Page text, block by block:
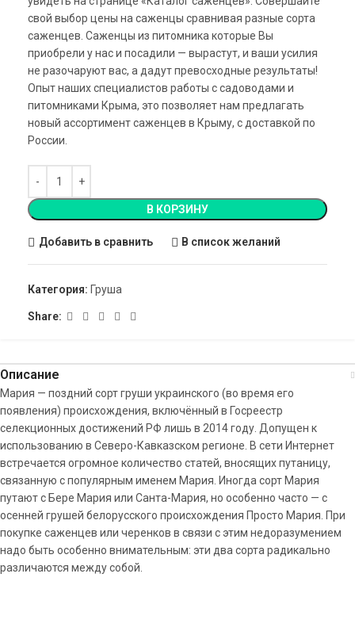
свой выбор цены на саженцы сравнивая разные сорта
саженцев. Саженцы из питомника которые Вы
приобрели у нас и посадили — вырастут, и ваши усилия
не разочаруют вас, а дадут превосходные результаты!
Опыт наших специалистов работы с садоводами и
питомниками Крыма, это позволяет нам предлагать
новый ассортимент саженцев в Крыму, с доставкой по
России.
В КОРЗИНУ
Добавить в сравнить В список желаний
Категория: Груша
Share:
Описание
Мария — поздний сорт груши украинского (во время его
появления) происхождения, включённый в Госреестр
селекционных достижений РФ лишь в 2014 году. Допущен к
использованию в Северо-Кавказском регионе. В сети Интернет
встречается огромное количество статей, вносящих путаницу,
связанную с популярным именем Мария. Иногда сорт Мария
путают с Бере Мария или Санта-Мария, но особенно часто — с
осенней грушей белорусского происхождения Просто Мария. При
покупке саженцев или черенков в связи с этим недоразумением
надо быть особенно внимательным: эти два сорта радикально
различаются между собой.